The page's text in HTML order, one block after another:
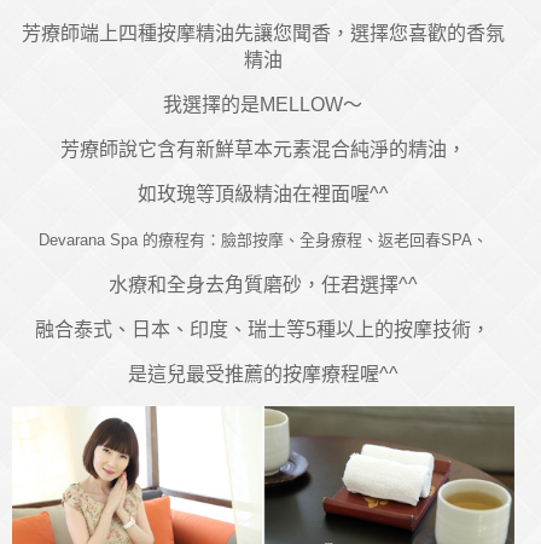
芳療師端上四種按摩精油先讓您聞香，選擇您喜歡的香氛
精油
我選擇的是MELLOW～
芳療師說它含有新鮮草本元素混合純淨的精油，
如玫瑰等頂級精油在裡面喔^^
Devarana Spa 的療程有：臉部按摩、全身療程、返老回春SPA、
水療和全身去角質磨砂，任君選擇^^
融合泰式、日本、印度、瑞士等5種以上的按摩技術，
是這兒最受推薦的按摩療程喔^^